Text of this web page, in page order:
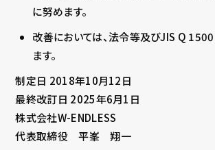
に努めます。
改善においては、法令等及びJIS Q
ます。
制定日 2018年10月12日
最終改訂日 2025年6月1日
株式会社W-ENDLESS
代表取締役 平峯 翔一